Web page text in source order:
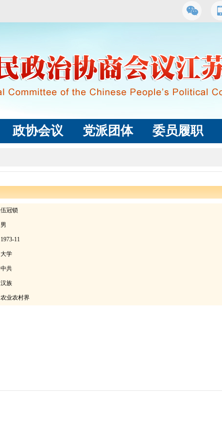
政协会议 党派团体 委员履职
伍冠锁
男
1973-11
大学
中共
汉族
农业农村界